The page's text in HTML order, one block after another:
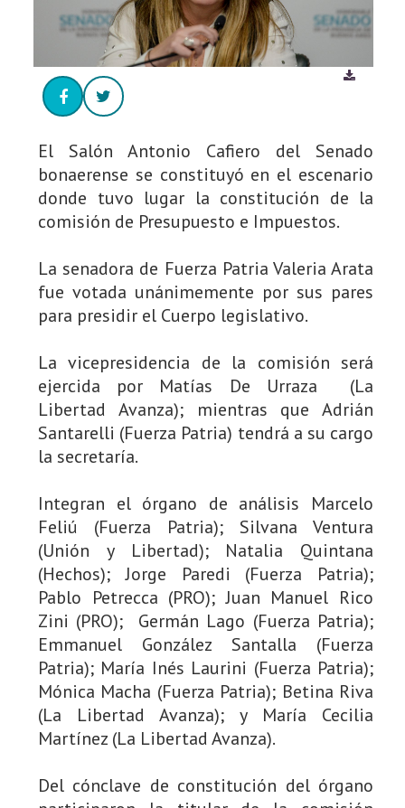
El Salón Antonio Cafiero del Senado
bonaerense se constituyó en el escenario
donde tuvo lugar la constitución de la
comisión de Presupuesto e Impuestos.
La senadora de Fuerza Patria Valeria Arata
fue votada unánimemente por sus pares
para presidir el Cuerpo legislativo.
La vicepresidencia de la comisión será
ejercida por Matías De Urraza (La
Libertad Avanza); mientras que Adrián
Santarelli (Fuerza Patria) tendrá a su cargo
la secretaría.
Integran el órgano de análisis Marcelo
Feliú (Fuerza Patria); Silvana Ventura
(Unión y Libertad); Natalia Quintana
(Hechos); Jorge Paredi (Fuerza Patria);
Pablo Petrecca (PRO); Juan Manuel Rico
Zini (PRO); Germán Lago (Fuerza Patria);
Emmanuel González Santalla (Fuerza
Patria); María Inés Laurini (Fuerza Patria);
Mónica Macha (Fuerza Patria); Betina Riva
(La Libertad Avanza); y María Cecilia
Martínez (La Libertad Avanza).
Del cónclave de constitución del órgano